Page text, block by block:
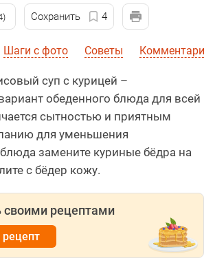
Сохранить 4
Шаги с фото Советы Комментарии
суп с курицей –
обеденного блюда для всей
сытностью и приятным
для уменьшения
замените куриные бёдра на
с бёдер кожу.
своими рецептами